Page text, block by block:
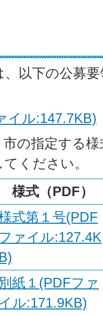
以下の公募
イル:147.7KB)
の指定する
ください。
様式（PDF）
式第１号(PDF
ファイル:127.4K
B)
別紙１(PDFファ
イル:171.9KB)